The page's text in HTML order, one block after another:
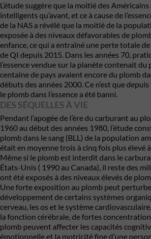
L’étude suggère que la moitié des
intelligents qu’avant, et ce à cause de
de la NAS a révélé que la moitié de la
exposée à des niveaux défavorables de
enfance, ce qui a entraîné une perte totale
de QI depuis 2015. Dans les années 70,
l’essence vendue sur la planète contenait du
centaine de pays avaient encore du plomb
débuts des années 2000. Ce n’est que
le plomb dans l’essence a été banni.
DES SÉQUELLES À VIE
Pendant l’apogée de l’ère du carburant au
1960 au début des années 1980, l’étude
plomb dans le sang (BLL) de la population
était en moyenne trois à cinq fois plus élevé
Même si le plomb est interdit dans le
États-Unis ( 1990 au Canada), il reste des
ont été exposés à des niveaux élevés de
Une forte exposition au plomb peut
développement de certains systèmes
cerveau, les os et le système
la fonction cérébrale, de fortes
plomb peuvent affecter les capacités
émotionnelle et la motricité fine d’une